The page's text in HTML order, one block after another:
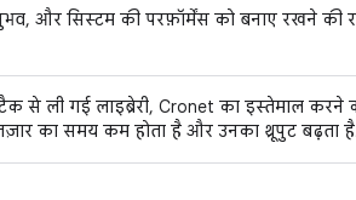
और सिस्टम की परफ़ॉर्मेंस को बनाए रखने की
से ली गई लाइब्रेरी, Cronet का इस्तेमाल करने
का समय कम होता है और उनका थ्रूपुट बढ़ता